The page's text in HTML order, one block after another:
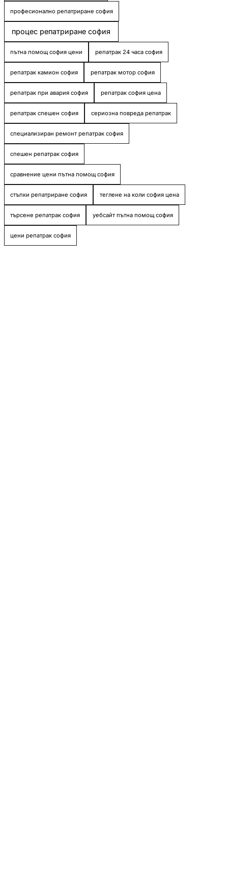
професионално репатриране софия
процес репатриране софия
пътна помощ софия цени репатрак 24 часа софия
репатрак камион софия репатрак мотор софия
репатрак при авария софия репатрак софия цена
репатрак спешен софия сериозна повреда репатрак
специализиран ремонт репатрак софия
спешен репатрак софия
сравнение цени пътна помощ софия
стъпки репатриране софия теглене на коли софия цена
търсене репатрак софия уебсайт пътна помощ софия
цени репатрак софия